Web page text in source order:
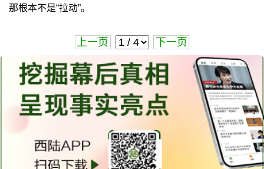
那根本不是“拉动”。
上一页 下一页